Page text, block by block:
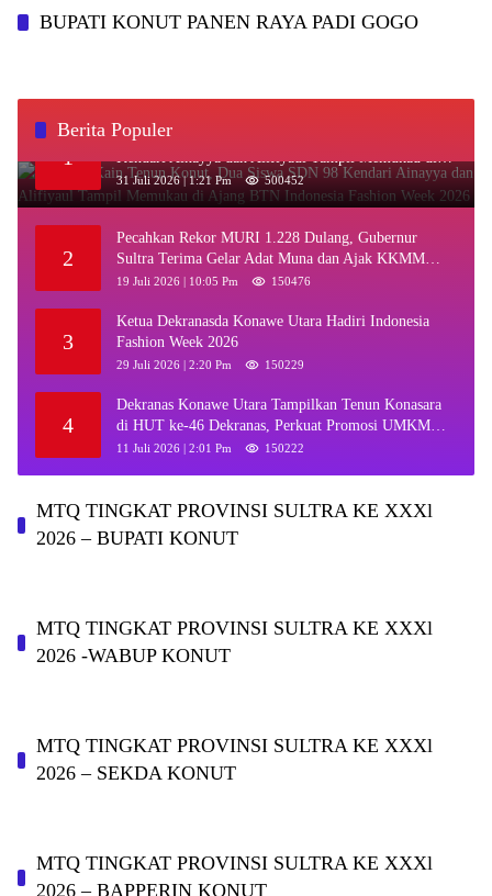
BUPATI KONUT PANEN RAYA PADI GOGO
Berita Populer
1
‎Kenakan Kain Tenun Konut, Dua Siswa SDN 98
Kendari Ainayya dan Alifiyaul Tampil Memukau di
Ajang BTN Indonesia Fashion Week 2026
31 Juli 2026 | 1:21 Pm 500452
2
Pecahkan Rekor MURI 1.228 Dulang, Gubernur
Sultra Terima Gelar Adat Muna dan Ajak KKMM
Bersinergi
19 Juli 2026 | 10:05 Pm 150476
3
Ketua Dekranasda Konawe Utara Hadiri Indonesia
Fashion Week 2026
29 Juli 2026 | 2:20 Pm 150229
4
Dekranas Konawe Utara Tampilkan Tenun Konasara
di HUT ke-46 Dekranas, Perkuat Promosi UMKM
Daerah
11 Juli 2026 | 2:01 Pm 150222
MTQ TINGKAT PROVINSI SULTRA KE XXXl
2026 – BUPATI KONUT
MTQ TINGKAT PROVINSI SULTRA KE XXXl
2026 -WABUP KONUT
MTQ TINGKAT PROVINSI SULTRA KE XXXl
2026 – SEKDA KONUT
MTQ TINGKAT PROVINSI SULTRA KE XXXl
2026 – BAPPERIN KONUT